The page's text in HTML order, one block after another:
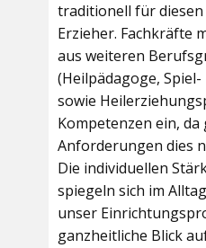
traditionell für
Erzieher. Fachkräfte
aus weiteren
(Heilpädagoge,
sowie
Kompetenzen ein, da
Anforderungen dies
Die individuellen
spiegeln sich im
unser
ganzheitliche Blick